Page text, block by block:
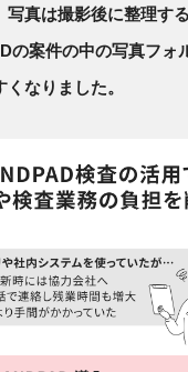
写真は撮影後に整理す
の案件の中の写真フォ
なりました。